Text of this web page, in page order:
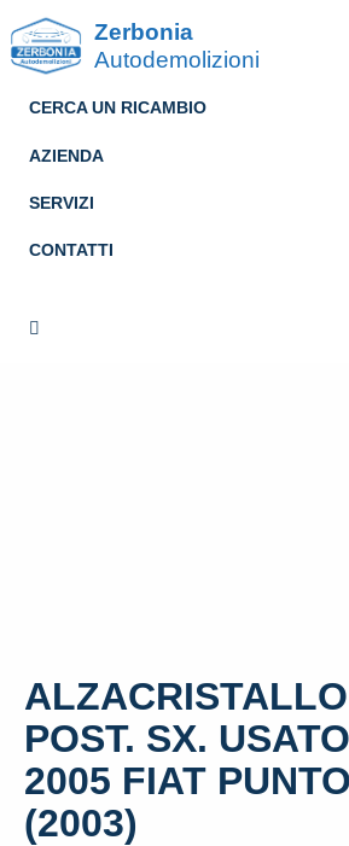
Zerbonia
Autodemolizioni
CERCA UN RICAMBIO
AZIENDA
SERVIZI
CONTATTI
POST. SX.
2005 FIAT
(2003)